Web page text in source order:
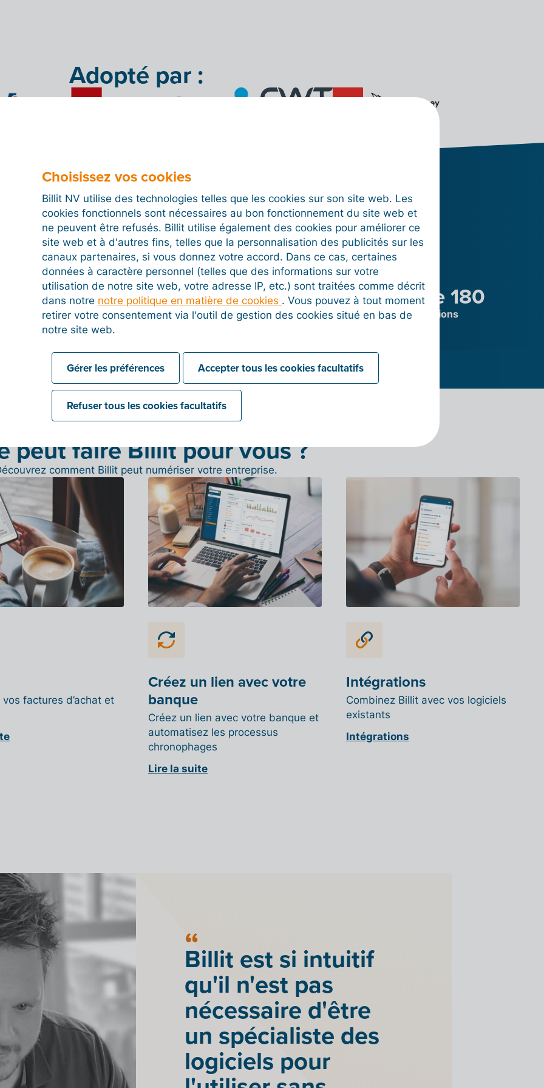
Adopté par :
de facturation que vous
cherchiez
7 millions
factures/mois
87 millions
de transactions bancaires
Plus de 180
intégrations
peut faire Billit pour vous ?
comment Billit peut numériser votre entreprise.
factures d’achat et
Créez un lien avec votre
banque
Créez un lien avec votre banque et
automatisez les processus
chronophages
Lire la suite
Intégrations
Combinez Billit avec vos logiciels
existants
Intégrations
Billit est si intuitif
qu'il n'est pas
nécessaire d'être
un spécialiste des
logiciels pour
Choisissez vos cookies
Billit NV utilise des technologies telles que les cookies sur son site web. Les
cookies fonctionnels sont nécessaires au bon fonctionnement du site web et
ne peuvent être refusés. Billit utilise également des cookies pour améliorer ce
site web et à d'autres fins, telles que la personnalisation des publicités sur les
canaux partenaires, si vous donnez votre accord. Dans ce cas, certaines
données à caractère personnel (telles que des informations sur votre
utilisation de notre site web, votre adresse IP, etc.) sont traitées comme décrit
dans notre notre politique en matière de cookies . Vous pouvez à tout moment
retirer votre consentement via l'outil de gestion des cookies situé en bas de
notre site web.
Gérer les préférences Accepter tous les cookies facultatifs
Refuser tous les cookies facultatifs